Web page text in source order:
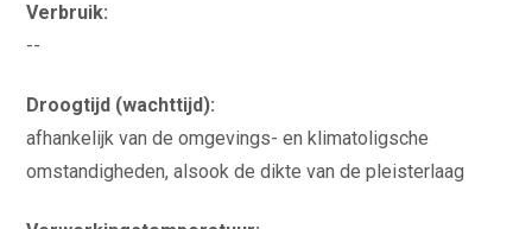
Verbruik:
--
Droogtijd (wachttijd):
afhankelijk van de omgevings- en klimatoligsche
omstandigheden, alsook de dikte van de pleisterlaag